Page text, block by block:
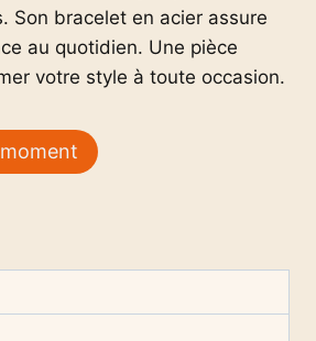
Son bracelet en acier assure
au quotidien. Une pièce
votre style à toute occasion.